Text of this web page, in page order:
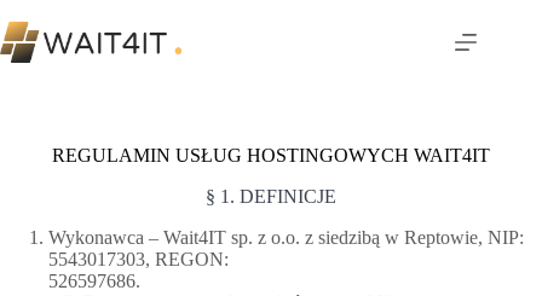
do
treści
REGULAMIN USŁUG HOSTINGOWYCH WAIT4IT
§ 1. DEFINICJE
Wykonawca – Wait4IT sp. z o.o. z siedzibą w Reptowie, NIP:
5543017303, REGON:
526597686.